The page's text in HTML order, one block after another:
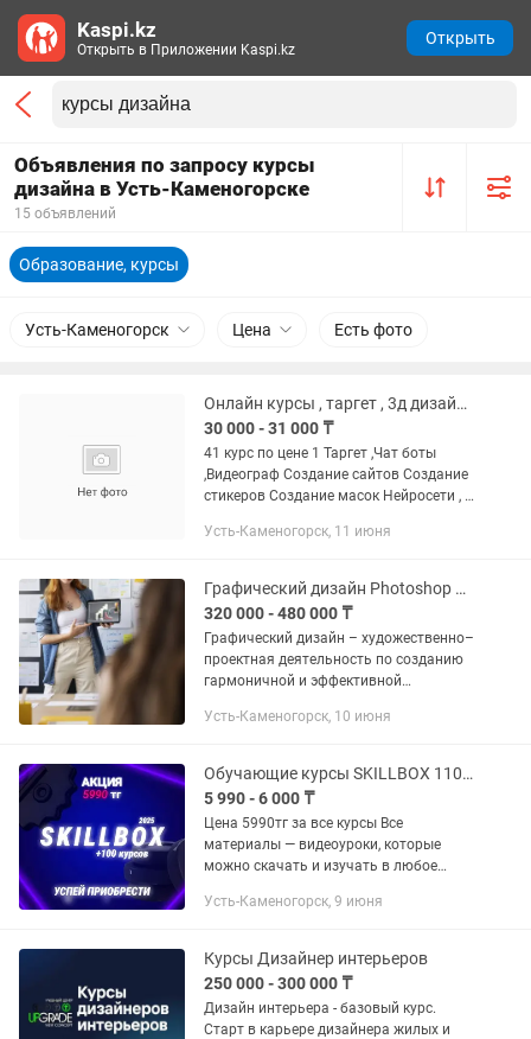
Объявления по запросу курсы
дизайна в Усть-Каменогорске
15 объявлений
Образование, курсы
Усть-Каменогорск Цена Есть фото
Онлайн курсы , таргет , 3д дизайн, создание сайтов, масок, нейросетей
30 000 - 31 000 ₸
41 курс по цене 1 Таргет ,Чат боты
,Видеограф Создание сайтов Создание
стикеров Создание масок Нейросети , 3
Авторассылка , Заработок на заданиях
Усть-Каменогорск, 11 июня
Графический дизайн Photoshop и CorelDRAW
320 000 - 480 000 ₸
Графический дизайн – художественно–
проектная деятельность по созданию
гармоничной и эффективной
Курс графического дизайна состоит из
Усть-Каменогорск, 10 июня
Обучающие курсы SKILLBOX 110 курсов в комплекте
5 990 - 6 000 ₸
Цена 5990тг за все курсы Все
материалы — видеоуроки, которые
можно скачать и изучать в любое
ограничений! Подробные видеоуроки с
Усть-Каменогорск, 9 июня
Курсы Дизайнер интерьеров
250 000 - 300 000 ₸
Дизайн интерьера - базовый курс.
Старт в карьере дизайнера жилых и
Kaspi.kz
Открыть в Приложении Kaspi.kz
Открыть